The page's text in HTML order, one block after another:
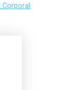
Corporal